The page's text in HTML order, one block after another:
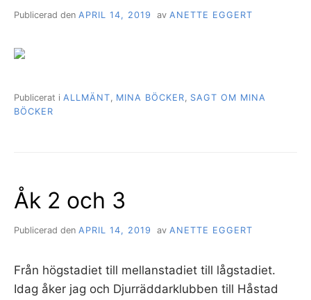
Publicerad den APRIL 14, 2019 av ANETTE EGGERT
Publicerat i ALLMÄNT, MINA BÖCKER, SAGT OM MINA
BÖCKER
Åk 2 och 3
Publicerad den APRIL 14, 2019 av ANETTE EGGERT
Från högstadiet till mellanstadiet till lågstadiet.
Idag åker jag och Djurräddarklubben till Håstad